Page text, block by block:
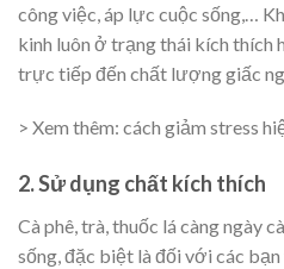
công việc, áp lực cuộc sống,…
kinh luôn ở trạng thái kích thích
trực tiếp đến chất lượng giấc
> Xem thêm: cách giảm stress
2. Sử dụng chất kích thích
Cà phê, trà, thuốc lá càng ngày
sống, đặc biệt là đối với các